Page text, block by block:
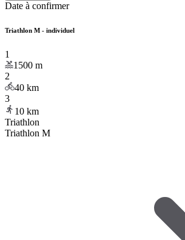
Date à confirmer
Triathlon M - individuel
1
1500 m
2
40 km
3
10 km
Triathlon
Triathlon M